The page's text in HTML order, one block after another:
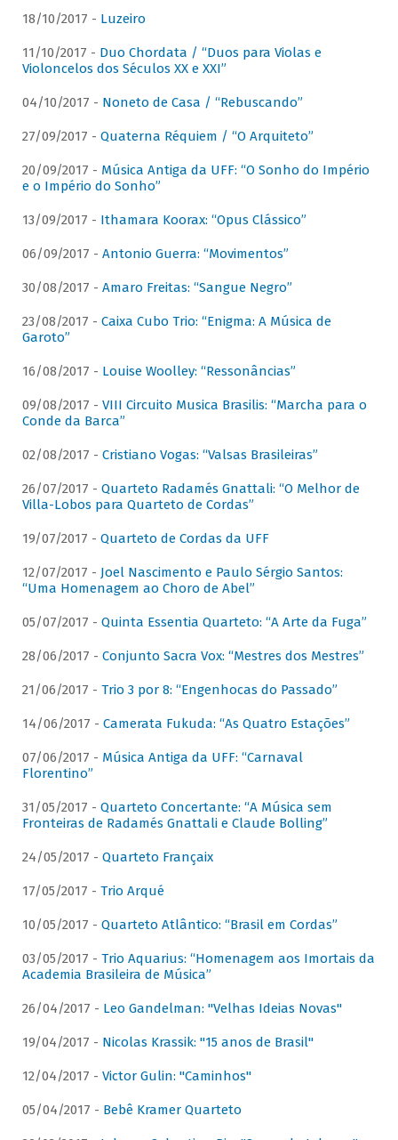
18/10/2017 - Luzeiro
11/10/2017 - Duo Chordata / “Duos para Violas e
Violoncelos dos Séculos XX e XXI”
04/10/2017 - Noneto de Casa / “Rebuscando”
27/09/2017 - Quaterna Réquiem / “O Arquiteto”
20/09/2017 - Música Antiga da UFF: “O Sonho do Império
e o Império do Sonho”
13/09/2017 - Ithamara Koorax: “Opus Clássico”
06/09/2017 - Antonio Guerra: “Movimentos”
30/08/2017 - Amaro Freitas: “Sangue Negro”
23/08/2017 - Caixa Cubo Trio: “Enigma: A Música de
Garoto”
16/08/2017 - Louise Woolley: “Ressonâncias”
09/08/2017 - VIII Circuito Musica Brasilis: “Marcha para o
Conde da Barca”
02/08/2017 - Cristiano Vogas: “Valsas Brasileiras”
26/07/2017 - Quarteto Radamés Gnattali: “O Melhor de
Villa-Lobos para Quarteto de Cordas”
19/07/2017 - Quarteto de Cordas da UFF
12/07/2017 - Joel Nascimento e Paulo Sérgio Santos:
“Uma Homenagem ao Choro de Abel”
05/07/2017 - Quinta Essentia Quarteto: “A Arte da Fuga”
28/06/2017 - Conjunto Sacra Vox: “Mestres dos Mestres”
21/06/2017 - Trio 3 por 8: “Engenhocas do Passado”
14/06/2017 - Camerata Fukuda: “As Quatro Estações”
07/06/2017 - Música Antiga da UFF: “Carnaval
Florentino”
31/05/2017 - Quarteto Concertante: “A Música sem
Fronteiras de Radamés Gnattali e Claude Bolling”
24/05/2017 - Quarteto Françaix
17/05/2017 - Trio Arqué
10/05/2017 - Quarteto Atlântico: “Brasil em Cordas”
03/05/2017 - Trio Aquarius: “Homenagem aos Imortais da
Academia Brasileira de Música”
26/04/2017 - Leo Gandelman: "Velhas Ideias Novas"
19/04/2017 - Nicolas Krassik: "15 anos de Brasil"
12/04/2017 - Victor Gulin: "Caminhos"
05/04/2017 - Bebê Kramer Quarteto